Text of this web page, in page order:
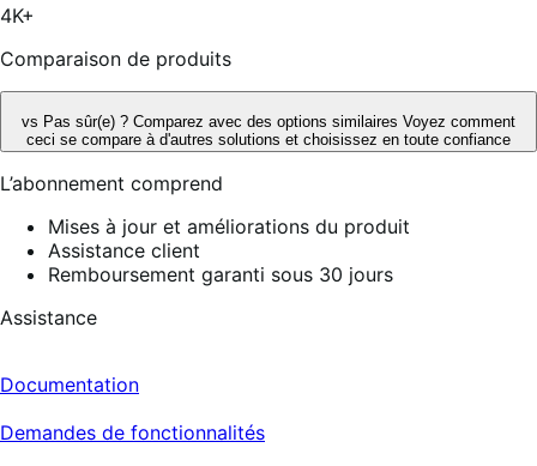
4K+
Comparaison de produits
vs Pas sûr(e) ? Comparez avec des options similaires Voyez comment
ceci se compare à d'autres solutions et choisissez en toute confiance
L’abonnement comprend
Mises à jour et améliorations du produit
Assistance client
Remboursement garanti sous 30 jours
Assistance
Documentation
Demandes de fonctionnalités